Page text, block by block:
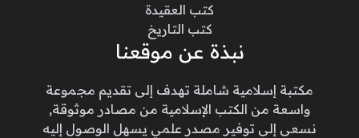
كتب العقيدة
كتب التاريخ
نبذة عن موقعنا
مكتبة إسلامية شاملة تهدف إلى تقديم مجموعة
واسعة من الكتب الإسلامية من مصادر موثوقة,
نسعى إلى توفير مصدر علمي يسهل الوصول إليه